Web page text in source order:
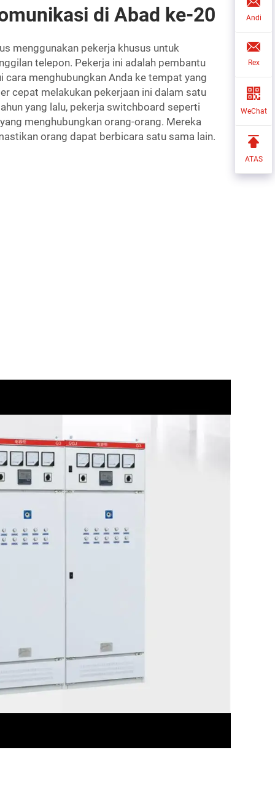
di Abad ke-20
menggunakan pekerja khusus untuk
telepon. Pekerja ini adalah pembantu
cara menghubungkan Anda ke tempat yang
cepat melakukan pekerjaan ini dalam satu
yang lalu, pekerja switchboard seperti
menghubungkan orang-orang. Mereka
orang dapat berbicara satu sama lain.
Andi
Rex
WeChat
ATAS